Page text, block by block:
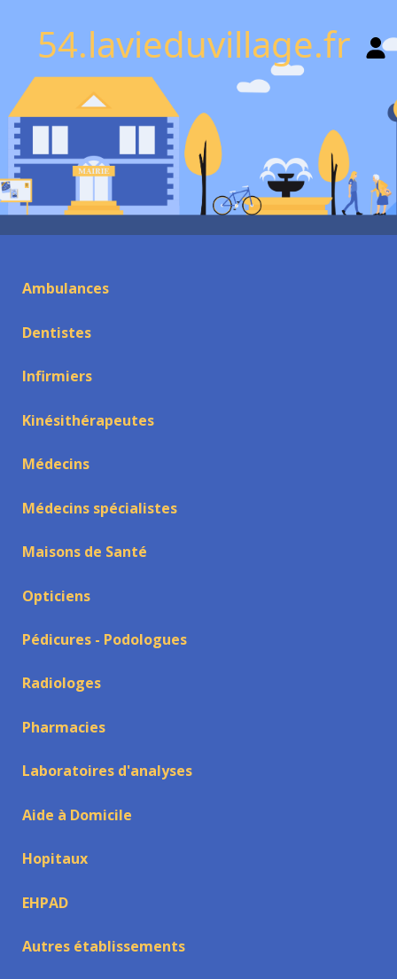
54.lavieduvillage.fr
Ambulances
Dentistes
Infirmiers
Kinésithérapeutes
Médecins
Médecins spécialistes
Maisons de Santé
Opticiens
Pédicures - Podologues
Radiologes
Pharmacies
Laboratoires d'analyses
Aide à Domicile
Hopitaux
EHPAD
Autres établissements